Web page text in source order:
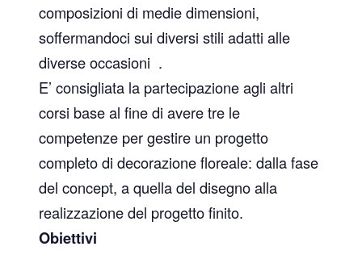
composizioni di medie dimensioni,
soffermandoci sui diversi stili adatti alle
diverse occasioni .
E’ consigliata la partecipazione agli altri
corsi base al fine di avere tre le
competenze per gestire un progetto
completo di decorazione floreale: dalla fase
del concept, a quella del disegno alla
realizzazione del progetto finito.
Obiettivi